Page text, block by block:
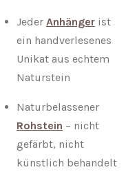
Jeder Anhänger ist
ein handverlesenes
Unikat aus echtem
Naturstein
Naturbelassener
Rohstein – nicht
gefärbt, nicht
künstlich behandelt